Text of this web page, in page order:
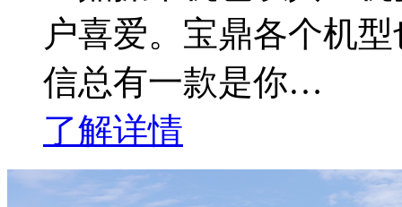
户喜爱。宝鼎各个机
信总有一款是你…
了解详情